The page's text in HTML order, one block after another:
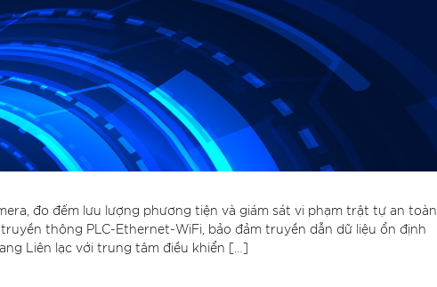
đo đếm lưu lượng phương tiện và giám sát vi phạm trật tự an toàn
thông PLC-Ethernet-WiFi, bảo đảm truyền dẫn dữ liệu ổn định
Liên lạc với trung tâm điều khiển […]